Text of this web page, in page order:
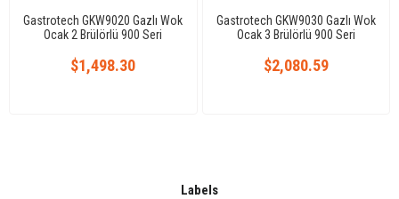
Gastrotech GKW9020 Gazlı Wok
Ocak 2 Brülörlü 900 Seri
$1,498.30
Gastrotech GKW9030 Gazlı Wok
Ocak 3 Brülörlü 900 Seri
$2,080.59
Labels